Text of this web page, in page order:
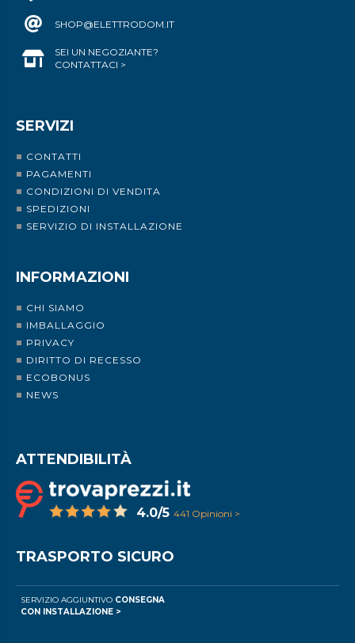
SHOP@ELETTRODOM.IT
SEI UN NEGOZIANTE?
CONTATTACI >
SERVIZI
CONTATTI
PAGAMENTI
CONDIZIONI DI VENDITA
SPEDIZIONI
SERVIZIO DI INSTALLAZIONE
INFORMAZIONI
CHI SIAMO
IMBALLAGGIO
PRIVACY
DIRITTO DI RECESSO
ECOBONUS
NEWS
ATTENDIBILITÀ
4.0/5 441 Opinioni >
TRASPORTO SICURO
SERVIZIO AGGIUNTIVO CONSEGNA
CON INSTALLAZIONE >